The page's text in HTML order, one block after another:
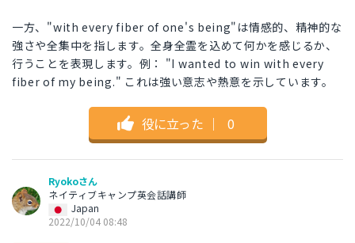
一方、"with every fiber of one's being"は情感的、精神的な
強さや全集中を指します。全身全霊を込めて何かを感じるか、
行うことを表現します。例： "I wanted to win with every
fiber of my being." これは強い意志や熱意を示しています。
役に立った ｜ 0
Ryokoさん
ネイティブキャンプ英会話講師
Japan
2022/10/04 08:48